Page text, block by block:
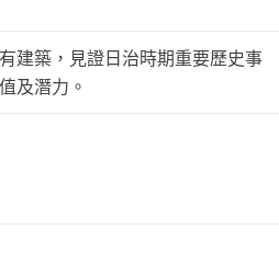
建築，見證日治時期重要歷史事
及潛力。